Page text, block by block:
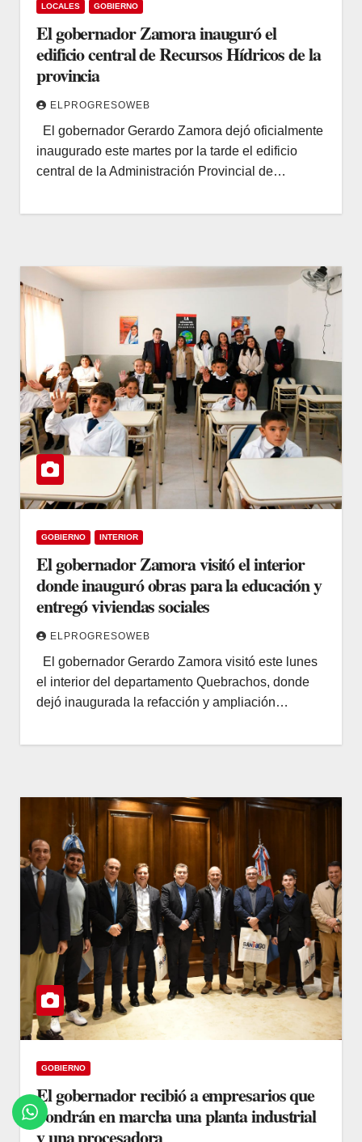
LOCALES GOBIERNO
El gobernador Zamora inauguró el
edificio central de Recursos Hídricos de la
provincia
ELPROGRESOWEB
El gobernador Gerardo Zamora dejó oficialmente
inaugurado este martes por la tarde el edificio
central de la Administración Provincial de…
GOBIERNO INTERIOR
El gobernador Zamora visitó el interior
donde inauguró obras para la educación y
entregó viviendas sociales
ELPROGRESOWEB
El gobernador Gerardo Zamora visitó este lunes
el interior del departamento Quebrachos, donde
dejó inaugurada la refacción y ampliación…
GOBIERNO
El gobernador recibió a empresarios que
pondrán en marcha una planta industrial
y una procesadora